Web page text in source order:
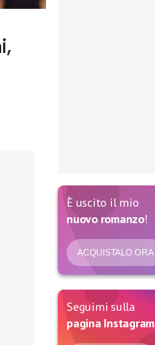
È uscito il mio
nuovo romanzo!
ACQUISTALO ORA
Seguimi sulla
pagina Instagram